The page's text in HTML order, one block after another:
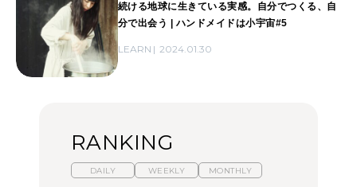
続ける地球に生きている実感。自分でつくる、自
分で出会う | ハンドメイドは小宇宙#5
LEARN 2024.01.30
RANKING
DAILY WEEKLY MONTHLY